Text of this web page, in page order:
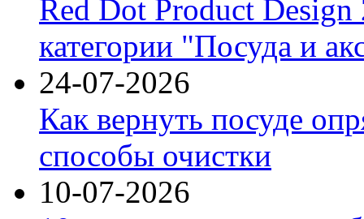
Red Dot Product Design
категории "Посуда и
24-07-2026
Как вернуть посуде
способы очистки
10-07-2026